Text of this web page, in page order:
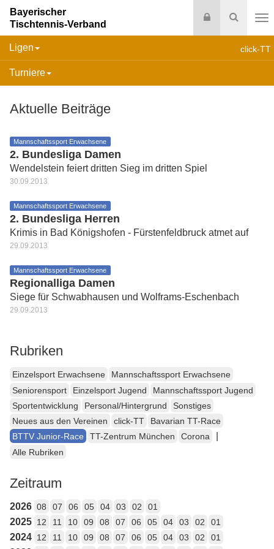
Suche
Login
Bayerischer
Tischtennis-Verband
click-TT
Ligen
Turniere
Aktuelle Beiträge
Mannschaftssport Erwachsene
2. Bundesliga Damen
Wendelstein feiert dritten Sieg im dritten Spiel
30.09.2013
Mannschaftssport Erwachsene
2. Bundesliga Herren
Krimis in Bad Königshofen - Fürstenfeldbruck atmet auf
29.09.2013
Mannschaftssport Erwachsene
Regionalliga Damen
Siege für Schwabhausen und Wolframs-Eschenbach
29.09.2013
Rubriken
Einzelsport Erwachsene
Mannschaftssport Erwachsene
Seniorensport
Einzelsport Jugend
Mannschaftssport Jugend
Sportentwicklung
Personal/Hintergrund
Sonstiges
Neues aus den Vereinen
click-TT
Bavarian TT-Race
BTTV Junior-Race
TT-Zentrum München Corona
Alle Rubriken
Zeitraum
2026 08 07 06 05 04 03 02 01
2025 12 11 10 09 08 07 06 05 04 03 02 01
2024 12 11 10 09 08 07 06 05 04 03 02 01